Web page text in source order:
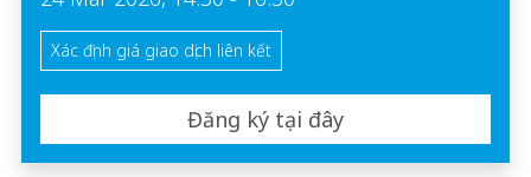
Xác định giá giao dịch liên kết
Đăng ký tại đây